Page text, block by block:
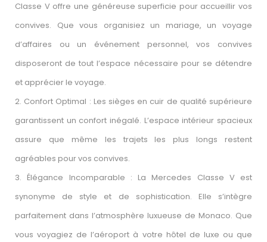
Classe V offre une généreuse superficie pour accueillir vos
convives. Que vous organisiez un mariage, un voyage
d’affaires ou un événement personnel, vos convives
disposeront de tout l’espace nécessaire pour se détendre
et apprécier le voyage.
2. Confort Optimal : Les sièges en cuir de qualité supérieure
garantissent un confort inégalé. L’espace intérieur spacieux
assure que même les trajets les plus longs restent
agréables pour vos convives.
3. Élégance Incomparable : La Mercedes Classe V est
synonyme de style et de sophistication. Elle s’intègre
parfaitement dans l’atmosphère luxueuse de Monaco. Que
vous voyagiez de l’aéroport à votre hôtel de luxe ou que